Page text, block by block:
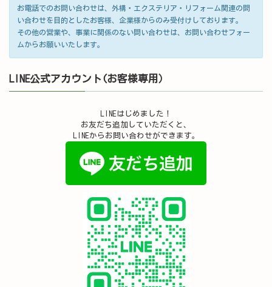
お電話でのお問い合わせは、外構・エクステリア・リフォーム関連の問
い合わせを目的としたお客様、企業様からのみ受付けしております。
その他の営業や、事業に関係のない問い合わせは、お問い合わせフォー
ムからお願いいたします。
LINE公式アカウント(お客様専用）
LINEはじめました！
お友だち追加していただくと、
LINEからお問い合わせができます。